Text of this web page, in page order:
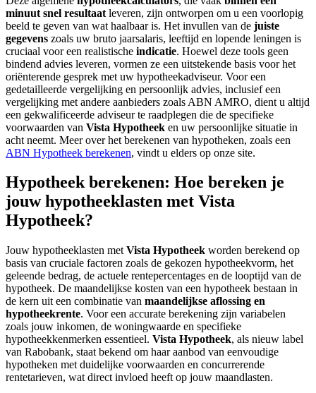
minuut snel resultaat leveren, zijn ontworpen om u een voorlopig
beeld te geven van wat haalbaar is. Het invullen van de juiste
gegevens zoals uw bruto jaarsalaris, leeftijd en lopende leningen is
cruciaal voor een realistische indicatie. Hoewel deze tools geen
bindend advies leveren, vormen ze een uitstekende basis voor het
oriënterende gesprek met uw hypotheekadviseur. Voor een
gedetailleerde vergelijking en persoonlijk advies, inclusief een
vergelijking met andere aanbieders zoals ABN AMRO, dient u altijd
een gekwalificeerde adviseur te raadplegen die de specifieke
voorwaarden van Vista Hypotheek en uw persoonlijke situatie in
acht neemt. Meer over het berekenen van hypotheken, zoals een
ABN Hypotheek berekenen, vindt u elders op onze site.
Hypotheek berekenen: Hoe bereken je
jouw hypotheeklasten met Vista
Hypotheek?
Jouw hypotheeklasten met Vista Hypotheek worden berekend op
basis van cruciale factoren zoals de gekozen hypotheekvorm, het
geleende bedrag, de actuele rentepercentages en de looptijd van de
hypotheek. De maandelijkse kosten van een hypotheek bestaan in
de kern uit een combinatie van maandelijkse aflossing en
hypotheekrente. Voor een accurate berekening zijn variabelen
zoals jouw inkomen, de woningwaarde en specifieke
hypotheekkenmerken essentieel. Vista Hypotheek, als nieuw label
van Rabobank, staat bekend om haar aanbod van eenvoudige
hypotheken met duidelijke voorwaarden en concurrerende
rentetarieven, wat direct invloed heeft op jouw maandlasten.